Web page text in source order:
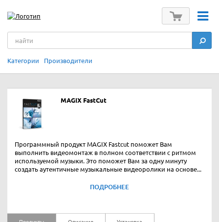
Категории Производители
MAGIX FastCut
Программный продукт MAGIX Fastcut поможет Вам
выполнить видеомонтаж в полном соответствии с ритмом
используемой музыки. Это поможет Вам за одну минуту
создать аутентичные музыкальные видеоролики на основе...
ПОДРОБНЕЕ